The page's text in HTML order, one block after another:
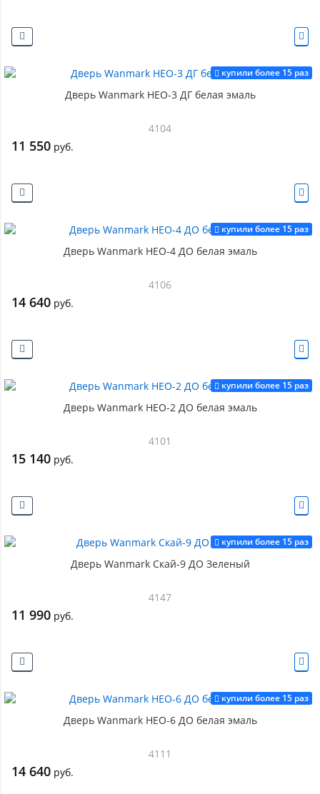
купили более 15 раз
Дверь Wanmark НЕО-3 ДГ белая эмаль
4104
11 550 руб.
купили более 15 раз
Дверь Wanmark НЕО-4 ДО белая эмаль
4106
14 640 руб.
купили более 15 раз
Дверь Wanmark НЕО-2 ДО белая эмаль
4101
15 140 руб.
купили более 15 раз
Дверь Wanmark Скай-9 ДО Зеленый
4147
11 990 руб.
купили более 15 раз
Дверь Wanmark НЕО-6 ДО белая эмаль
4111
14 640 руб.